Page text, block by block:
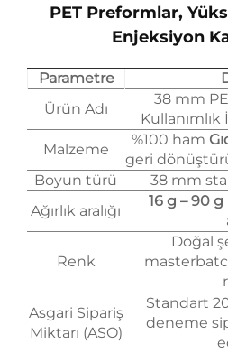
PET Preformlar,
Enjeksiyon
Parametre
Ürün Adı
38 mm
Malzeme
%100 ham
geri
Boyun türü
38 mm
Ağırlık aralığı
16 g – 90 g
Renk
Doğal
Asgari Sipariş
Miktarı (ASO)
Standart
deneme